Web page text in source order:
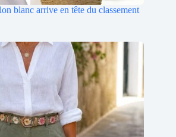
blanc arrive en tête du classement